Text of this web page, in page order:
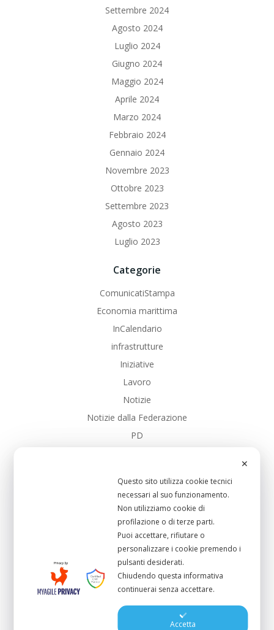
Settembre 2024
Agosto 2024
Luglio 2024
Giugno 2024
Maggio 2024
Aprile 2024
Marzo 2024
Febbraio 2024
Gennaio 2024
Novembre 2023
Ottobre 2023
Settembre 2023
Agosto 2023
Luglio 2023
Categorie
ComunicatiStampa
Economia marittima
InCalendario
infrastrutture
Iniziative
Lavoro
Notizie
Notizie dalla Federazione
PD
Scuola Pubblica
Sistema-Portuale
UC_Bibbona
UC_CastagnetoCcci
UC_Cecina
UC_Collesalvetti
UC_Livorno
✕
Questo sito utilizza cookie tecnici
necessari al suo funzionamento.
Non utilizziamo cookie di
profilazione o di terze parti.
Puoi accettare, rifiutare o
personalizzare i cookie premendo i
pulsanti desiderati.
Chiudendo questa informativa
continuerai senza accettare.
Accetta